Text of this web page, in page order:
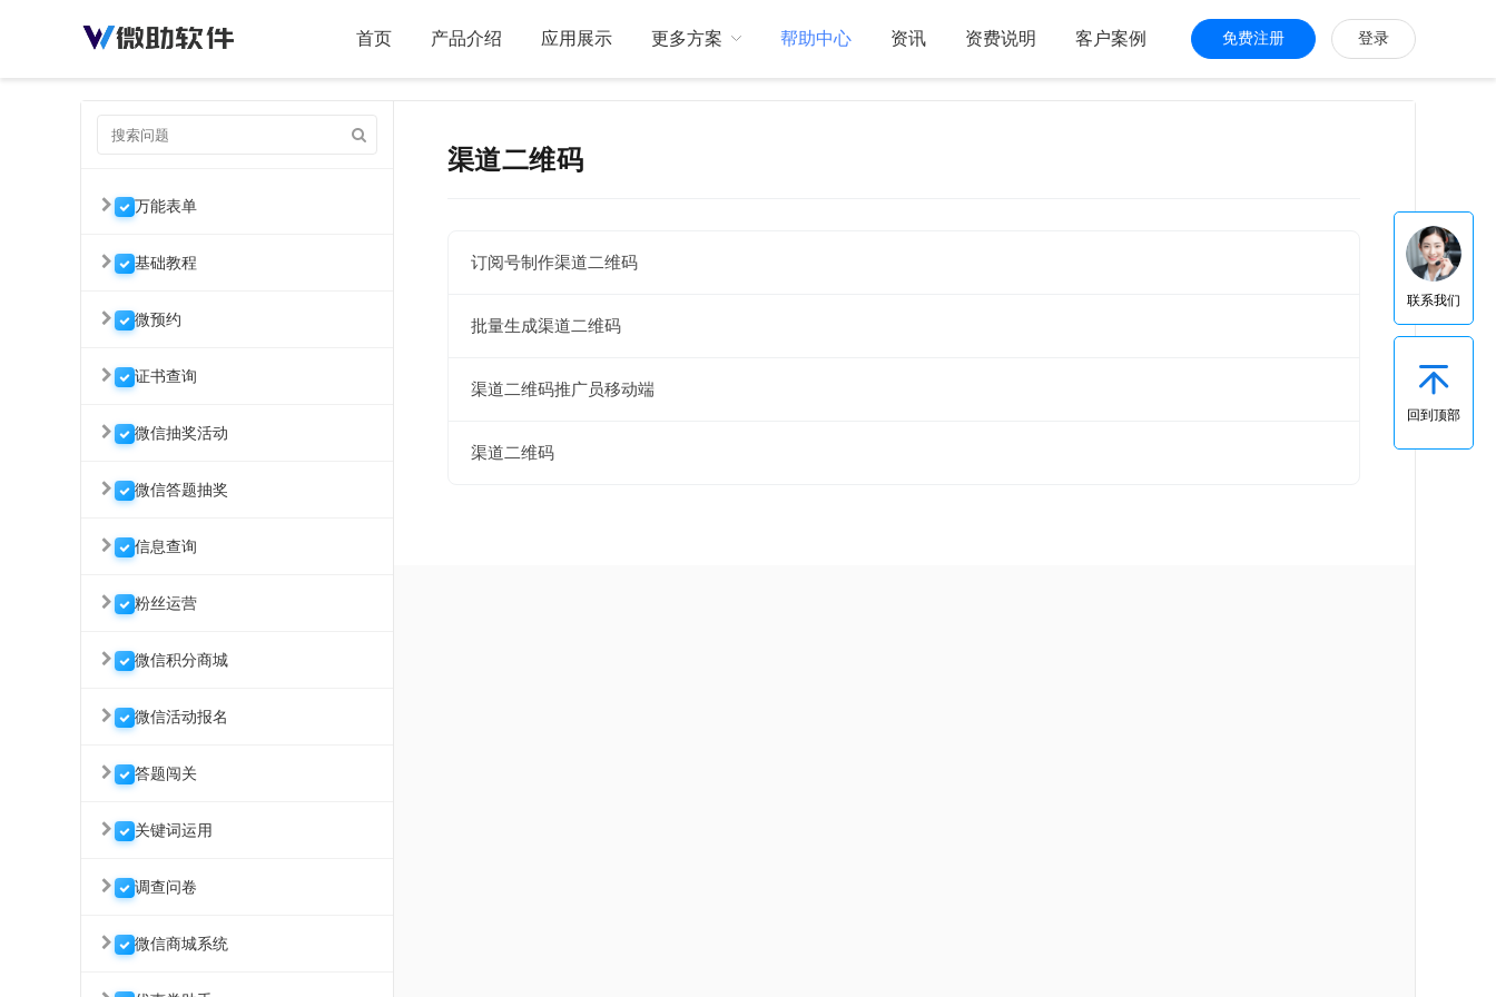
首页 产品介绍 应用展示 更多方案 帮助中心 资讯 资费说明 客户案例 免费注册 登录
万能表单
基础教程
微预约
证书查询
微信抽奖活动
微信答题抽奖
信息查询
粉丝运营
微信积分商城
微信活动报名
答题闯关
关键词运用
调查问卷
微信商城系统
渠道二维码
订阅号制作渠道二维码
批量生成渠道二维码
渠道二维码推广员移动端
渠道二维码
联系我们
回到顶部